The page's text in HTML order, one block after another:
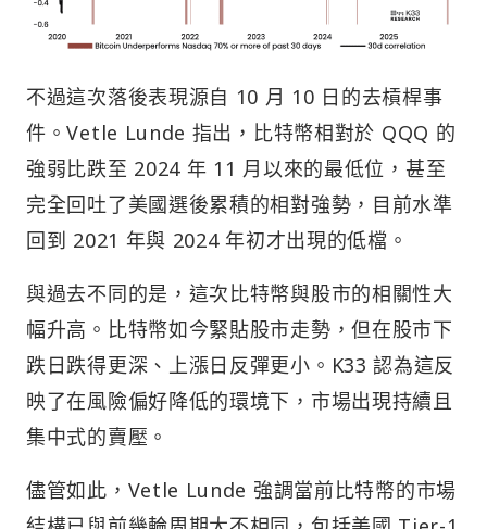
不過這次落後表現源自 10 月 10 日的去槓桿事
件。Vetle Lunde 指出，比特幣相對於 QQQ 的
強弱比跌至 2024 年 11 月以來的最低位，甚至
完全回吐了美國選後累積的相對強勢，目前水準
回到 2021 年與 2024 年初才出現的低檔。
與過去不同的是，這次比特幣與股市的相關性大
幅升高。比特幣如今緊貼股市走勢，但在股市下
跌日跌得更深、上漲日反彈更小。K33 認為這反
映了在風險偏好降低的環境下，市場出現持續且
集中式的賣壓。
儘管如此，Vetle Lunde 強調當前比特幣的市場